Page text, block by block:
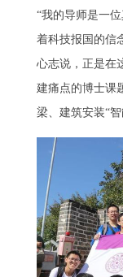
“我的导师是一
着科技报国的信
心志说，正是在
建痛点的博士
梁、建筑安装“智